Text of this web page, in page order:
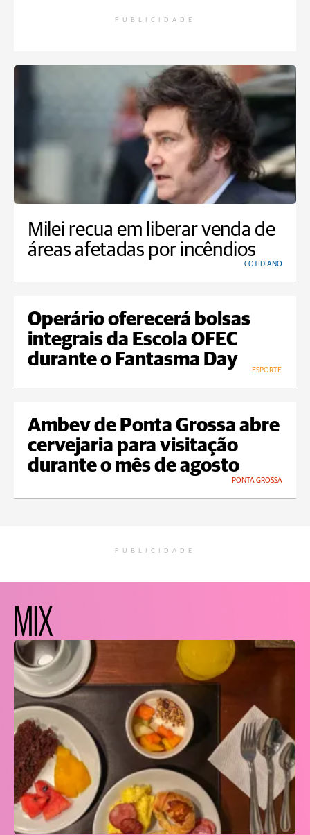
PUBLICIDADE
Milei recua em liberar venda de
áreas afetadas por incêndios
COTIDIANO
Operário oferecerá bolsas
integrais da Escola OFEC
durante o Fantasma Day
ESPORTE
Ambev de Ponta Grossa abre
cervejaria para visitação
durante o mês de agosto
PONTA GROSSA
PUBLICIDADE
MIX